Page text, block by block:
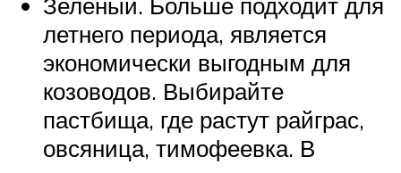
летнего периода, является
экономически выгодным для
козоводов. Выбирайте
пастбища, где растут райграс,
овсяница, тимофеевка. В